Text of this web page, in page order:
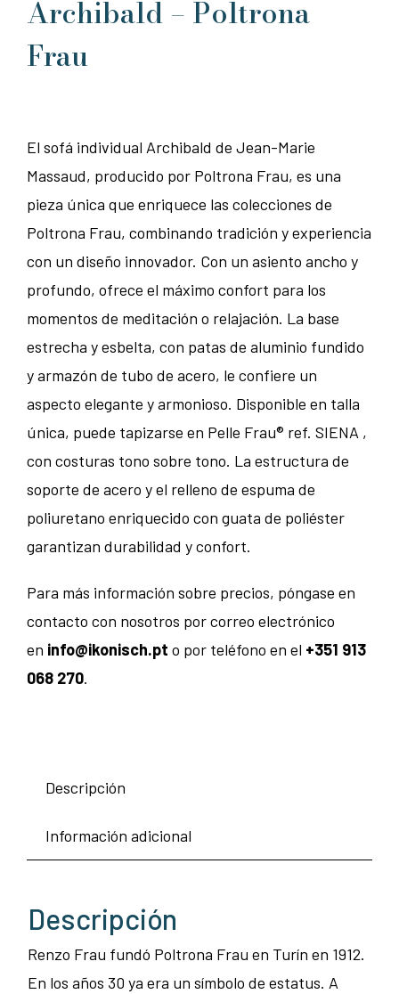
Archibald – Poltrona
Frau
El sofá individual Archibald de Jean-Marie
Massaud, producido por Poltrona Frau, es una
pieza única que enriquece las colecciones de
Poltrona Frau, combinando tradición y experiencia
con un diseño innovador. Con un asiento ancho y
profundo, ofrece el máximo confort para los
momentos de meditación o relajación. La base
estrecha y esbelta, con patas de aluminio fundido
y armazón de tubo de acero, le confiere un
aspecto elegante y armonioso. Disponible en talla
única, puede tapizarse en Pelle Frau® ref. SIENA ,
con costuras tono sobre tono. La estructura de
soporte de acero y el relleno de espuma de
poliuretano enriquecido con guata de poliéster
garantizan durabilidad y confort.
Para más información sobre precios, póngase en
contacto con nosotros por correo electrónico
en info@ikonisch.pt o por teléfono en el +351 913
068 270.
Descripción
Información adicional
Descripción
Renzo Frau fundó Poltrona Frau en Turín en 1912.
En los años 30 ya era un símbolo de estatus. A